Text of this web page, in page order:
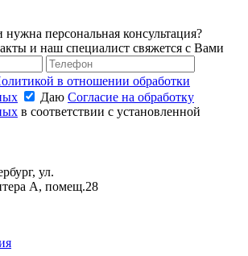
нужна персональная консультация?
и наш специалист свяжется с Вами
в отношении обработки
Даю Согласие на обработку
в соответствии с установленной
ул.
А, помещ.28